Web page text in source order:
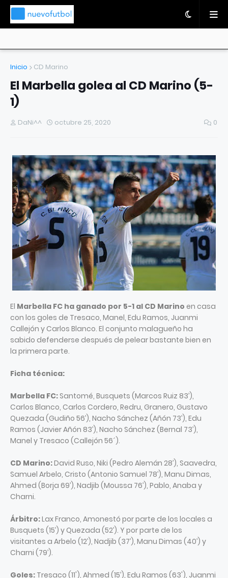
Inicio CD Marino
El Marbella golea al CD Marino (5-
1)
DaNi^^ octubre 25, 2020 0
El Marbella FC ha ganado por 5-1 al CD Marino en casa
con los goles de Tresaco, Manel, Edu Ramos, Juanmi
Callejón y Carlos Blanco. El conjunto malagueño ha
sabido defenderse después de pelear bastante bien en
la primera parte.
Ficha técnica:
Marbella FC:Santomé, Busquets (Marcos Ruiz 83’),
Carlos Blanco, Carlos Cordero, Redru, Granero, Gustavo
Quezada (Gudiño 56’), Nacho Sánchez (Añón 73’), Edu
Ramos (Javier Añón 83’), Nacho Sánchez (Bernal 73’),
Manel y Tresaco (Callejón 56´).
CD Marino:David Ruso, Niki (Pedro Alemán 28’), Saavedra,
Samuel Arbelo, Cristo (Antonio Samuel 78’), Manu Dimas,
Ahmed (Borja 69’), Nadjib (Moussa 76’), Pablo, Anaba y
Charni.
Árbitro:Lax Franco, Amonestó por parte de los locales a
Busquets (15’) y Quezada (52’). Y por parte de los
visitantes a Arbelo (12’), Nadjib (37’), Manu Dimas (40’) y
Charni (79’).
Goles: Tresaco (11'), Ahmed (15’), Edu Ramos (63'), Juanmi